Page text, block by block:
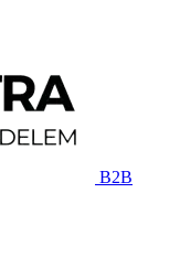
B2B